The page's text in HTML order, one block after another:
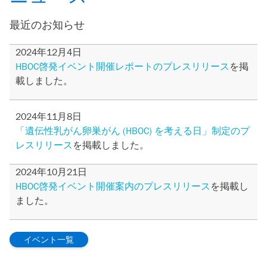
最近のお知らせ
2024年12月4日
HBOC啓発イベント開催レポートのプレスリリース を掲
載しました。
2024年11月8日
「遺伝性乳がん卵巣がん (HBOC) を考える日」制定のプ
レスリリース を掲載しました。
2024年10月21日
HBOC啓発イベント開催案内のプレスリリース を掲載し
ました。
イベント一覧